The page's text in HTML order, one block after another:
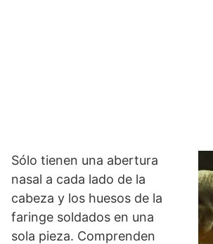
Sólo tienen una abertura
nasal a cada lado de la
cabeza y los huesos de la
faringe soldados en una
sola pieza. Comprenden